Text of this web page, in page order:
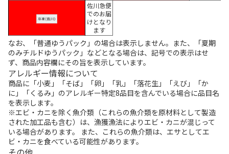
佐川急便
でのお届
けとなり
ます
なお、「普通ゆうパック」の場合は表示しません。また、「夏期
のみチルドゆうパック」などとなる場合は、記号での表示はせ
ず、商品内容欄にその旨を表示しています。
アレルギー情報について
商品に「小麦」「そば」「卵」「乳」「落花生」「えび」「か
に」「くるみ」のアレルギー特定8品目を含んでいる場合に品目名
を表示します。
※エビ・カニを除く魚介類（これらの魚介類を原材料として製造
された加工品も含む）は、漁獲漁法によりエビ・カニが混じって
いる場合があります。 また、これらの魚介類は、エサとしてエ
ビ・カニを食べている可能性があります。